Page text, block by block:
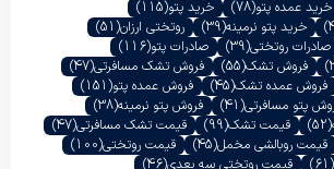
خرید عمده پتو(78) خرید پتو(115)
خرید پتو نرمینه(39) روتختی ارزان(51)
صادرات روتختی(39) صادرات پتو(116)
فروش تشک(55) فروش تشک مسافرتی(47)
فروش عمده تشک(45) فروش عمده پتو(151)
پتو مسافرتی(41) فروش پتو نرمینه(38)
(52) قیمت تشک(99) قیمت تشک مسافرتی(47)
قیمت روبالشی مخمل(45) قیمت روتختی(100)
(61) قیمت روتختی سه بعدی(46)